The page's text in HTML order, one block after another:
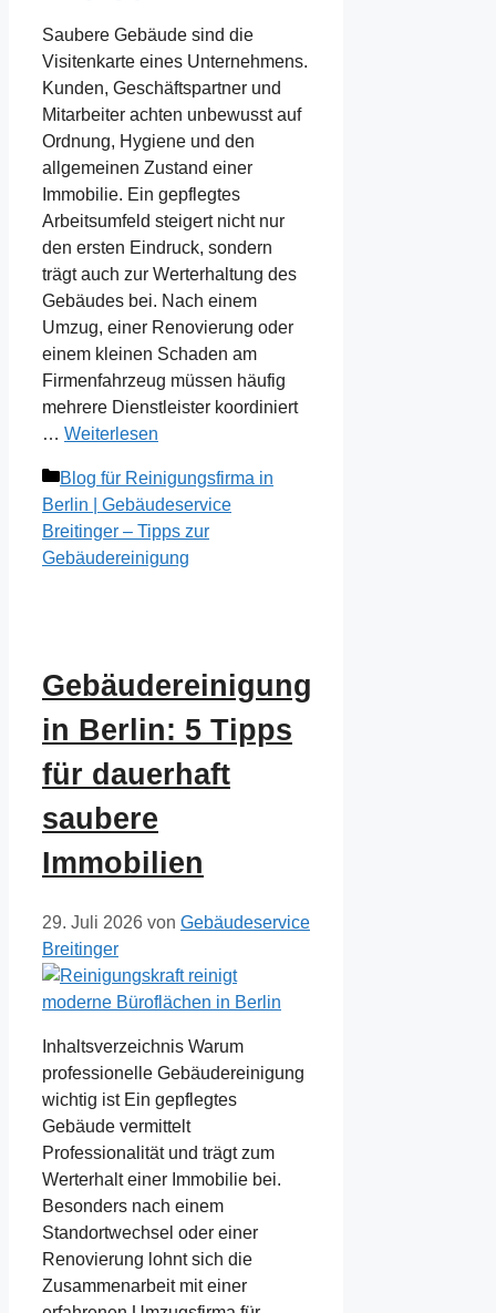
Saubere Gebäude sind die
Visitenkarte eines Unternehmens.
Kunden, Geschäftspartner und
Mitarbeiter achten unbewusst auf
Ordnung, Hygiene und den
allgemeinen Zustand einer
Immobilie. Ein gepflegtes
Arbeitsumfeld steigert nicht nur
den ersten Eindruck, sondern
trägt auch zur Werterhaltung des
Gebäudes bei. Nach einem
Umzug, einer Renovierung oder
einem kleinen Schaden am
Firmenfahrzeug müssen häufig
mehrere Dienstleister koordiniert
… Weiterlesen
Kategorien
Blog für Reinigungsfirma in
Berlin | Gebäudeservice
Breitinger – Tipps zur
Gebäudereinigung
Gebäudereinigung
in Berlin: 5 Tipps
für dauerhaft
saubere
Immobilien
29. Juli 2026 von Gebäudeservice
Breitinger
Inhaltsverzeichnis Warum
professionelle Gebäudereinigung
wichtig ist Ein gepflegtes
Gebäude vermittelt
Professionalität und trägt zum
Werterhalt einer Immobilie bei.
Besonders nach einem
Standortwechsel oder einer
Renovierung lohnt sich die
Zusammenarbeit mit einer